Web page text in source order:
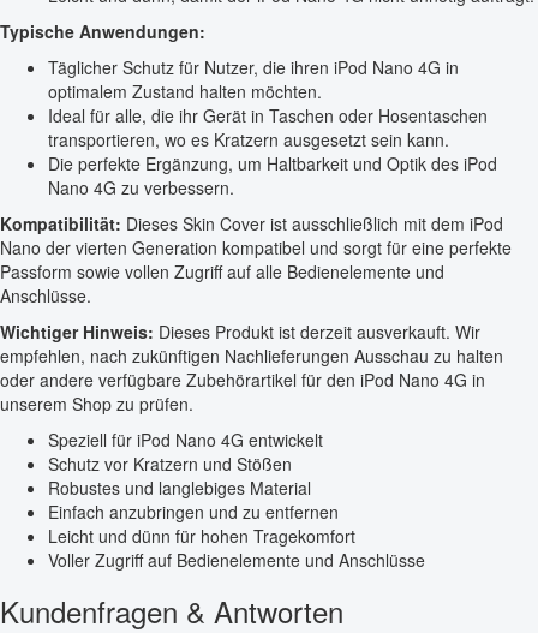
Typische Anwendungen:
Täglicher Schutz für Nutzer, die ihren iPod Nano 4G in
optimalem Zustand halten möchten.
Ideal für alle, die ihr Gerät in Taschen oder Hosentaschen
transportieren, wo es Kratzern ausgesetzt sein kann.
Die perfekte Ergänzung, um Haltbarkeit und Optik des iPod
Nano 4G zu verbessern.
Kompatibilität: Dieses Skin Cover ist ausschließlich mit dem iPod
Nano der vierten Generation kompatibel und sorgt für eine perfekte
Passform sowie vollen Zugriff auf alle Bedienelemente und
Anschlüsse.
Wichtiger Hinweis: Dieses Produkt ist derzeit ausverkauft. Wir
empfehlen, nach zukünftigen Nachlieferungen Ausschau zu halten
oder andere verfügbare Zubehörartikel für den iPod Nano 4G in
unserem Shop zu prüfen.
Speziell für iPod Nano 4G entwickelt
Schutz vor Kratzern und Stößen
Robustes und langlebiges Material
Einfach anzubringen und zu entfernen
Leicht und dünn für hohen Tragekomfort
Voller Zugriff auf Bedienelemente und Anschlüsse
Kundenfragen & Antworten